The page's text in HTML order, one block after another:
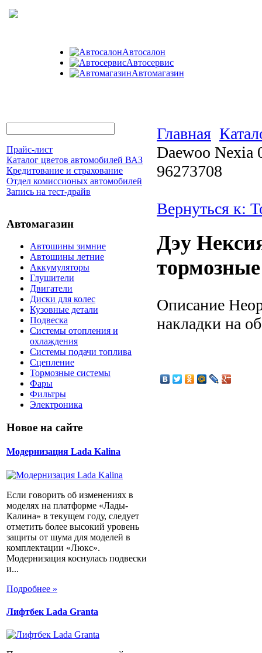
Автосалон
Автосервис
Автомагазин
Прайс-лист
Каталог цветов автомобилей ВАЗ
Кредитование и страхование
Отдел комиссионых автомобилей
Запись на тест-драйв
Автомагазин
Автошины зимние
Автошины летние
Аккумуляторы
Глушители
Двигатели
Диски для колес
Кузовные детали
Подвеска
Системы отопления и
охлаждения
Системы подачи топлива
Сцепление
Тормозные системы
Фары
Фильтры
Электроника
Новое на сайте
Модернизация Lada Kalina
Если говорить об изменениях в
моделях на платформе «Лады-
Калина» в текущем году, следует
отметить более высокий уровень
защиты от шума для моделей в
комплектации «Люкс».
Модернизация коснулась подвески
и...
Подробнее »
Лифтбек Lada Granta
Главная
Daewoo Nexia
96273708
Вернуться к:
Дэу
Описание
накладки на